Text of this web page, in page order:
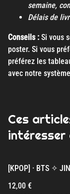
semaine,
Délais de
Conseils : Si vous
poster. Si vous
préférez les
avec notre
Ces
intéresser
[KPOP] · BTS ✧ JIN
12,00 €